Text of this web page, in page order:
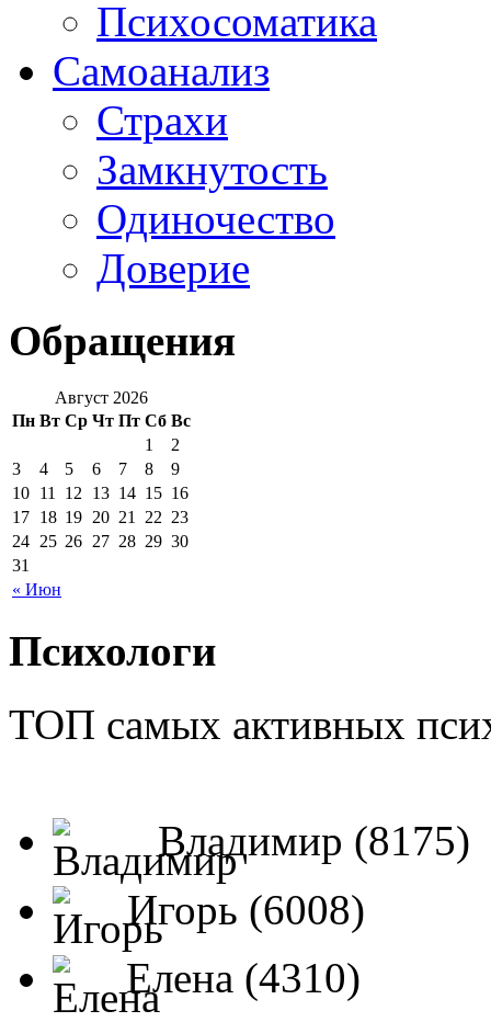
Психосоматика
Самоанализ
Страхи
Замкнутость
Одиночество
Доверие
Обращения
Август 2026
Пн Вт Ср Чт Пт Сб Вс
« Июн
1
2
3
4 5 6 7 8
9
10 11 12 13 14 15 16
17 18 19 20 21 22 23
24 25 26 27 28 29 30
31
Психологи
ТОП самых активных
Владимир (8175)
Игорь (6008)
Елена (4310)